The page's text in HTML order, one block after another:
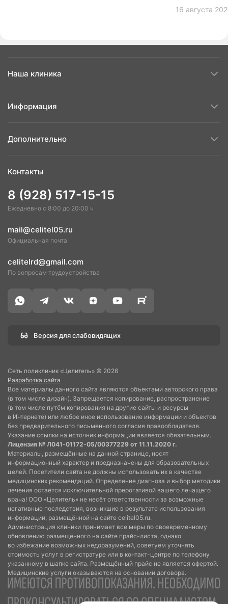
длительного
16 августа
Наша клиника
Информация
Дополнительно
Контакты
8 (928) 517-15-15
Ежедневно с 8:00 до 20:00 ч
mail@celitel05.ru
Официальная почта
celitelrd@gmail.com
По вопросам трудоустройства
Версия для слабовидящих
Сеть поликлиник «Целитель» © 2026
Разработка сайта
Все материалы данного сайта являются объектами авторского права
(в том числе дизайн). Запрещается копирование, распространение
(в том числе путём копирования на другие сайты и ресурсы
в Интернете) или любое иное использование информации и объектов
без предварительного письменного согласия правообладателя.
Указание ссылки на источник информации является обязательным.
Лицензия № Л041-01172-05/00377229 от 11.11.2020 г.
Материалы, размещённые на данной странице, носят
информационный характер и предназначены для образовательных
целей. Посетители сайта не должны использовать их в качестве
медицинских рекомендаций. Определение диагноза и выбор методики
лечения остаётся исключительной прерогативой вашего лечащего
врача! ООО «Целитель» не несёт ответственности за возможные
негативные последствия, возникшие в результате использования
информации, размещённой на сайте celitel05.ru.
Администрация клиники принимает все меры по своевременному
обновлению размещённого на сайте прайс-листа, однако
во избежание возможных недоразумений, советуем уточнять
стоимость услуг в регистратуре или в контакт-центре по телефону
указанному в шапке сайта. Размещённый прайс не является офертой.
Медицинские услуги оказываются на основании договора.